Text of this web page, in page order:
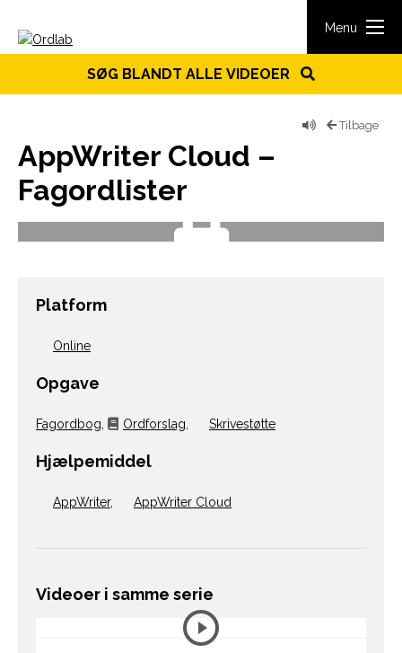
Menu
SØG BLANDT ALLE VIDEOER
Tilbage
AppWriter Cloud –
Fagordlister
Platform
Online
Opgave
Fagordbog Ordforslag Skrivestøtte
Hjælpemiddel
AppWriter, AppWriter Cloud
Videoer i samme serie